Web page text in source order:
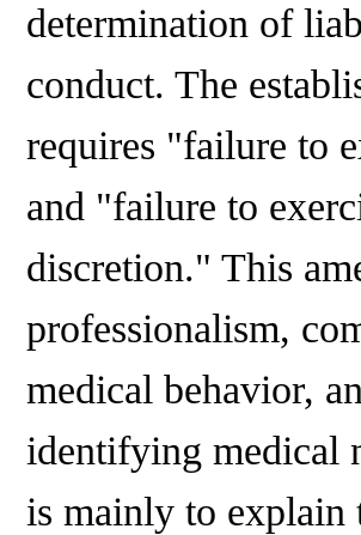
determination of
conduct. The
requires "failure to
and "failure to
discretion." This
professionalism,
medical behavior,
identifying medical
is mainly to explain